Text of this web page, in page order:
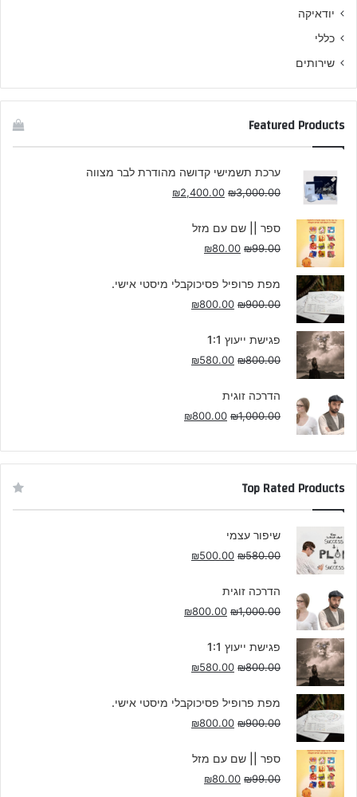
יודאיקה
כללי
שירותים
Featured Products
ערכת תשמישי קדושה מהודרת לבר מצווה
₪3,000.00
₪2,400.00
ספר || שם עם מזל
₪99.00
₪80.00
מפת פרופיל פסיכוקבלי מיסטי אישי.
₪900.00
₪800.00
פגישת ייעוץ 1:1
₪800.00
₪580.00
הדרכה זוגית
₪1,000.00
₪800.00
Top Rated Products
שיפור עצמי
₪580.00
₪500.00
הדרכה זוגית
₪1,000.00
₪800.00
פגישת ייעוץ 1:1
₪800.00
₪580.00
מפת פרופיל פסיכוקבלי מיסטי אישי.
₪900.00
₪800.00
ספר || שם עם מזל
₪99.00
₪80.00